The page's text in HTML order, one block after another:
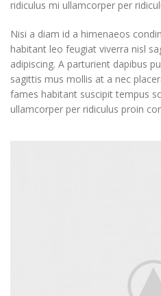
ridiculus mi ullamcorper per
Nisi a diam id a himenaeos
habitant leo feugiat viverra nisl
adipiscing. A parturient dapibus
sagittis mus mollis at a nec
fames habitant suscipit tempus
ullamcorper per ridiculus proin